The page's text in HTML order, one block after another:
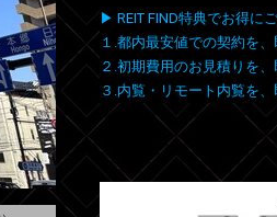
▶ REIT FIND特典でお得に
１.都内最安値での契約を、
２.初期費用のお見積りを、
３.内覧・リモート内覧を、